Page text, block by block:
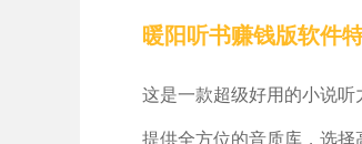
暖阳听书赚钱版软件
这是一款超级好用的小说听
提供全方位的音质库，选择